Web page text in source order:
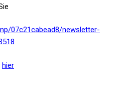
07c21cabead8/newsletter-
hier